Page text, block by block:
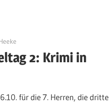
2: Krimi in
für die 7. Herren, die dritte